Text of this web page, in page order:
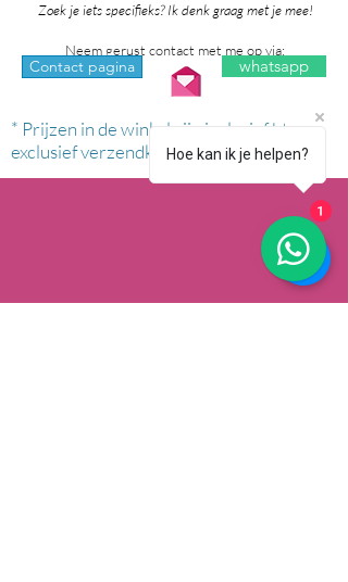
Zoek je iets specifieks? Ik denk graag met je mee!
Neem gerust contact met me op via:
Contact pagina whatsapp
* Prijzen in de winkel zijn inclusief btw en
exclusief verzendkosten.Hoe kan ik je helpen?
1